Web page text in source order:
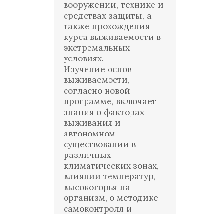
вооружении, технике и
средствах защиты, а
также прохождения
курса выживаемости в
экстремальных
условиях.
Изучение основ
выживаемости,
согласно новой
программе, включает
знания о факторах
выживания и
автономном
существовании в
различных
климатических зонах,
влиянии температур,
высокогорья на
организм, о методике
самоконтроля и